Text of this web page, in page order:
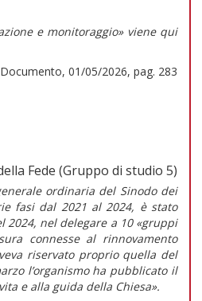
e monitoraggio» viene qui
Documento, 01/05/2026, pag. 283
Fede (Gruppo di studio 5)
ordinaria del Sinodo dei
fasi dal 2021 al 2024, è stato
2024, nel delegare a 10 «gruppi
connesse al rinnovamento
riservato proprio quella del
l’organismo ha pubblicato il
e alla guida della Chiesa».